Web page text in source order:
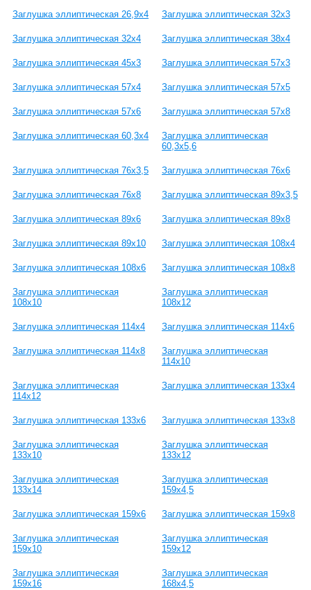
Заглушка эллиптическая 26,9х4 Заглушка эллиптическая 32х3
Заглушка эллиптическая 32х4 Заглушка эллиптическая 38х4
Заглушка эллиптическая 45х3 Заглушка эллиптическая 57х3
Заглушка эллиптическая 57х4 Заглушка эллиптическая 57х5
Заглушка эллиптическая 57х6 Заглушка эллиптическая 57х8
Заглушка эллиптическая 60,3х4
Заглушка эллиптическая
60,3х5,6
Заглушка эллиптическая 76х3,5 Заглушка эллиптическая 76х6
Заглушка эллиптическая 76х8 Заглушка эллиптическая 89х3,5
Заглушка эллиптическая 89х6 Заглушка эллиптическая 89х8
Заглушка эллиптическая 89х10 Заглушка эллиптическая 108х4
Заглушка эллиптическая 108х6 Заглушка эллиптическая 108х8
Заглушка эллиптическая
108х10
Заглушка эллиптическая
108х12
Заглушка эллиптическая 114х4 Заглушка эллиптическая 114х6
Заглушка эллиптическая 114х8
Заглушка эллиптическая
114х10
Заглушка эллиптическая
114х12
Заглушка эллиптическая 133х4
Заглушка эллиптическая 133х6 Заглушка эллиптическая 133х8
Заглушка эллиптическая
133х10
Заглушка эллиптическая
133х12
Заглушка эллиптическая
133х14
Заглушка эллиптическая
159х4,5
Заглушка эллиптическая 159х6 Заглушка эллиптическая 159х8
Заглушка эллиптическая
159х10
Заглушка эллиптическая
159х12
Заглушка эллиптическая
159х16
Заглушка эллиптическая
168х4,5